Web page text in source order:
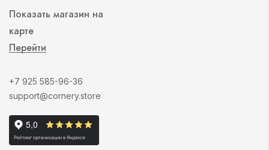
Показать магазин на
карте
Перейти
+7 925 585-96-36
support@cornery.store